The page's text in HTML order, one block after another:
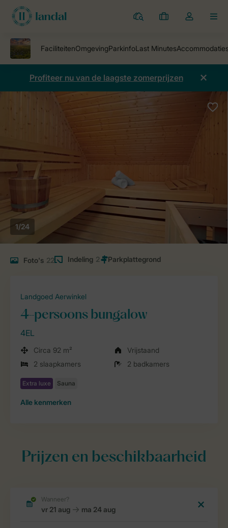
Parken
Mijn
Open
mijn
account
Profiteer nu van de laagste zomerprijzen
1/24
Foto's 22 Indeling 2
Landgoed Aerwinkel
4-persoons bungalow
4EL
Circa 92 m²
Vrijstaand
2 slaapkamers
2 badkamers
Alle kenmerken
Prijzen en beschikbaarheid